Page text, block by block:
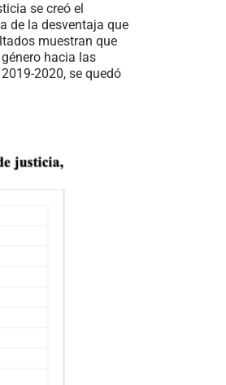
se creó el
de la desventaja que
muestran que
hacia las
2020, se quedó